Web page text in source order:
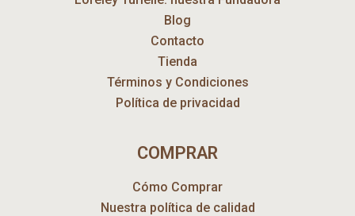
Blog
Contacto
Tienda
Términos y Condiciones
Política de privacidad
COMPRAR
Cómo Comprar
Nuestra política de calidad